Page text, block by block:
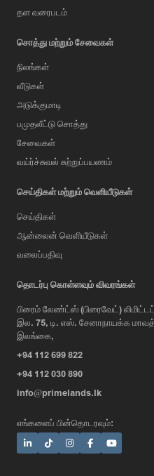
தள வரைபடம்
சொத்து மற்றும் சேவைகள்
நிலங்கள்
வீடுகள்
அடுக்குமாடி
பமுதலீட்டு சொத்து
சேவைகள்
வய்ர்ச்சுவல் சுற்றுப்பயணம்
செய்திகள் மற்றும் வெளியீடுகள்
செய்திகள்
ஆன்லைன் வெளியீடுகள்
வலைப்பதிவு
தொடர்பு கொள்ளவும் விவரங்கள்
பிரைம் லேண்ட்ஸ் (பிரைவேட்) லிமிட்டட்
இல. 75, டி. எஸ். சேனாநாயக்க
இலங்கை,
+94 112 699 822
+94 112 030 890
info@primelands.lk
எங்களைப் பின்தொடரவும்: